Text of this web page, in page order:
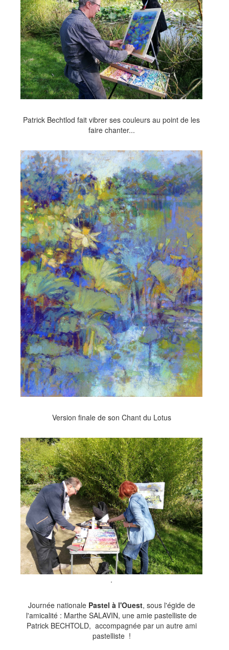
Patrick Bechtlod fait vibrer ses couleurs au point de les
faire chanter...
Version finale de son Chant du Lotus
.
Journée nationale Pastel à l'Ouest, sous l'égide de
l'amicalité : Marthe SALAVIN, une amie pastelliste de
Patrick BECHTOLD, accompagnée par un autre ami
pastelliste !